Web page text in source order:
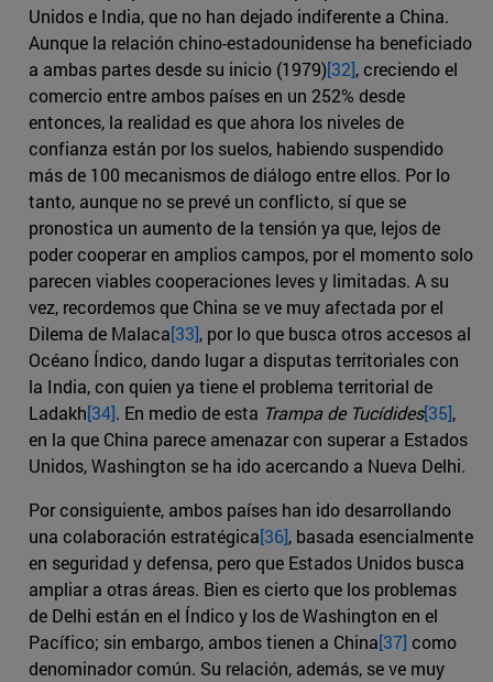
Unidos e India, que no han dejado indiferente a China.
Aunque la relación chino-estadounidense ha beneficiado
a ambas partes desde su inicio (1979)[32], creciendo el
comercio entre ambos países en un 252% desde
entonces, la realidad es que ahora los niveles de
confianza están por los suelos, habiendo suspendido
más de 100 mecanismos de diálogo entre ellos. Por lo
tanto, aunque no se prevé un conflicto, sí que se
pronostica un aumento de la tensión ya que, lejos de
poder cooperar en amplios campos, por el momento solo
parecen viables cooperaciones leves y limitadas. A su
vez, recordemos que China se ve muy afectada por el
Dilema de Malaca[33], por lo que busca otros accesos al
Océano Índico, dando lugar a disputas territoriales con
la India, con quien ya tiene el problema territorial de
Ladakh[34]. En medio de esta Trampa de Tucídides[35],
en la que China parece amenazar con superar a Estados
Unidos, Washington se ha ido acercando a Nueva Delhi.
Por consiguiente, ambos países han ido desarrollando
una colaboración estratégica[36], basada esencialmente
en seguridad y defensa, pero que Estados Unidos busca
ampliar a otras áreas. Bien es cierto que los problemas
de Delhi están en el Índico y los de Washington en el
Pacífico; sin embargo, ambos tienen a China[37] como
denominador común. Su relación, además, se ve muy